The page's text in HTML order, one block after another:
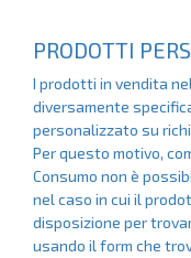
PRODOTTI
I prodotti in vendita
diversamente
personalizzato su
Per questo motivo,
Consumo non è
nel caso in cui il
disposizione per
usando il form che